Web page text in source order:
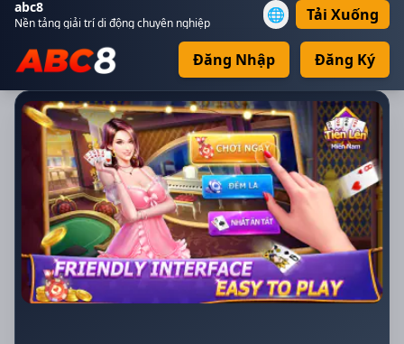
abc8
Nền tảng giải trí di động chuyên nghiệp 🌐 Tải Xuống
Đăng Nhập Đăng Ký